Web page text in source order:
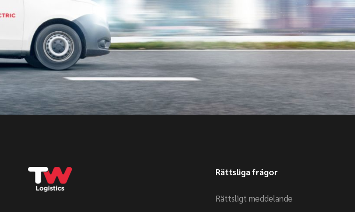
Rättsliga frågor
Rättsligt meddelande